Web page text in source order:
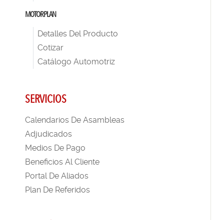
MOTORPLAN
Detalles Del Producto
Cotizar
Catálogo Automotriz
SERVICIOS
Calendarios De Asambleas
Adjudicados
Medios De Pago
Beneficios Al Cliente
Portal De Aliados
Plan De Referidos